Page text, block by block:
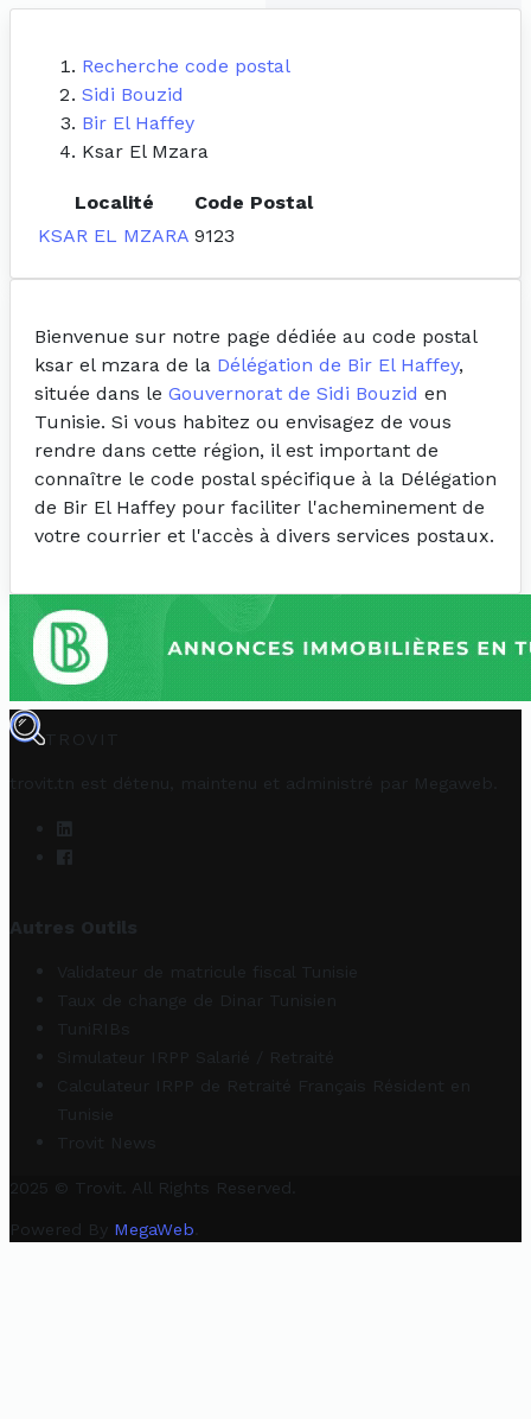
Recherche code postal
Sidi Bouzid
Bir El Haffey
Ksar El Mzara
Localité
Code Postal
KSAR EL MZARA 9123
Bienvenue sur notre page dédiée au code postal
ksar el mzara de la Délégation de Bir El Haffey,
située dans le Gouvernorat de Sidi Bouzid en
Tunisie. Si vous habitez ou envisagez de vous
rendre dans cette région, il est important de
connaître le code postal spécifique à la Délégation
de Bir El Haffey pour faciliter l'acheminement de
votre courrier et l'accès à divers services postaux.
TROVIT
trovit.tn est détenu, maintenu et administré par Megaweb
Autres Outils
Validateur de matricule fiscal Tunisie
Taux de change de Dinar Tunisien
TuniRIBs
Simulateur IRPP Salarié / Retraité
Calculateur IRPP de Retraité Français Résident en
Tunisie
Trovit News
2025 © Trovit. All Rights Reserved.
Powered By MegaWeb